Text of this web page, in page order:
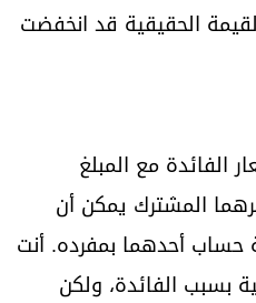
الحقيقية قد انخفضت
الفائدة مع المبلغ
المشترك يمكن أن
حساب أحدهما بمفرده. أنت
بسبب الفائدة، ولكن